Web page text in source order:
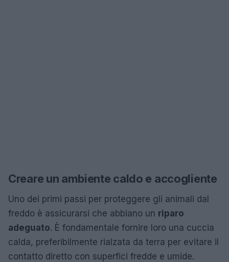
Creare un ambiente caldo e accogliente
Uno dei primi passi per proteggere gli animali dal
freddo è assicurarsi che abbiano un riparo
adeguato. È fondamentale fornire loro una cuccia
calda, preferibilmente rialzata da terra per evitare il
contatto diretto con superfici fredde e umide.